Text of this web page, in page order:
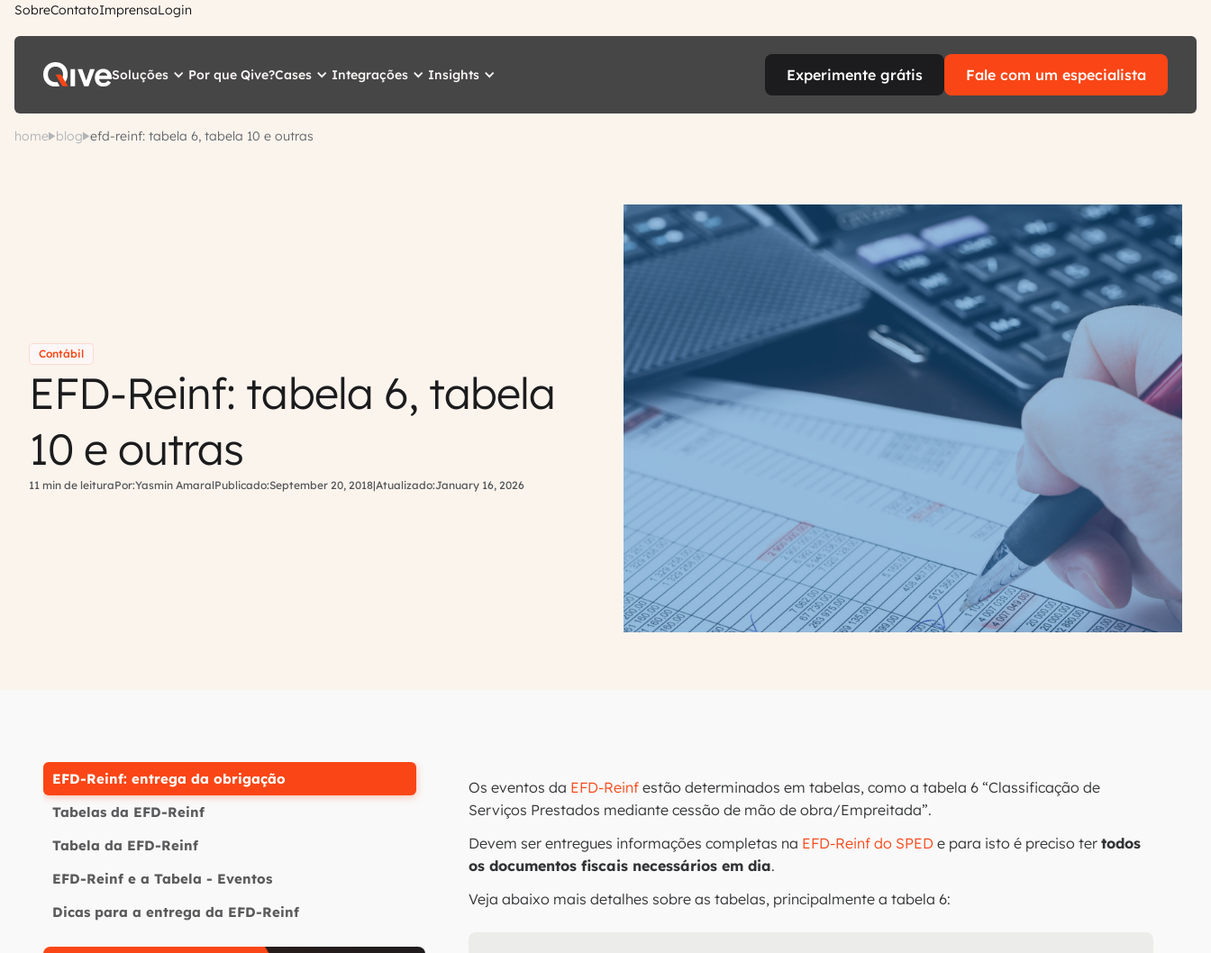
SobreContatoImprensaLogin
Soluções Por que Qive?Cases Integrações Insights Experimente grátis Fale com um especialista
home blog efd-reinf: tabela 6, tabela 10 e outras
Contábil
EFD-Reinf: tabela 6, tabela
10 e outras
11 min de leituraPor:Yasmin AmaralPublicado:September 20, 2018|Atualizado:January 16, 2026
EFD-Reinf: entrega da obrigação
Tabelas da EFD-Reinf
Tabela da EFD-Reinf
EFD-Reinf e a Tabela - Eventos
Dicas para a entrega da EFD-Reinf
Os eventos da EFD-Reinf estão determinados em tabelas, como a tabela 6 “Classificação de
Serviços Prestados mediante cessão de mão de obra/Empreitada”.
Devem ser entregues informações completas na EFD-Reinf do SPED e para isto é preciso ter todos
os documentos fiscais necessários em dia.
Veja abaixo mais detalhes sobre as tabelas, principalmente a tabela 6: